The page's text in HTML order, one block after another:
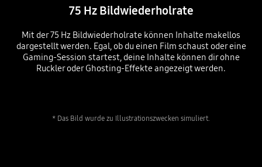
75 Hz Bildwiederholrate
Mit der 75 Hz Bildwiederholrate können Inhalte makellos
dargestellt werden. Egal, ob du einen Film schaust oder eine
Gaming-Session startest, deine Inhalte können dir ohne
Ruckler oder Ghosting-Effekte angezeigt werden.
* Das Bild wurde zu Illustrationszwecken simuliert.